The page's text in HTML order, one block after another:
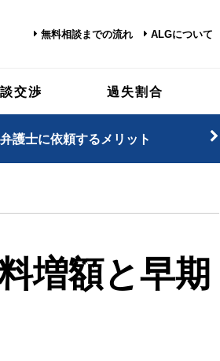
無料相談までの流れ ALGについて
交渉 過失割合
弁護士に依頼するメリット
増額と早期